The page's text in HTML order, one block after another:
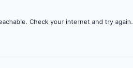
Check your internet and try again.